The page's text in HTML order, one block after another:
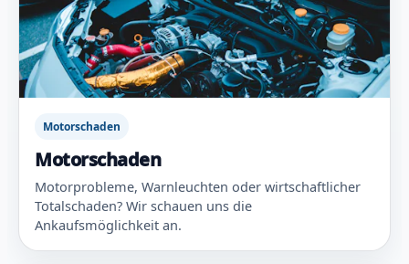
Motorschaden
Motorschaden
Motorprobleme, Warnleuchten oder wirtschaftlicher
Totalschaden? Wir schauen uns die
Ankaufsmöglichkeit an.